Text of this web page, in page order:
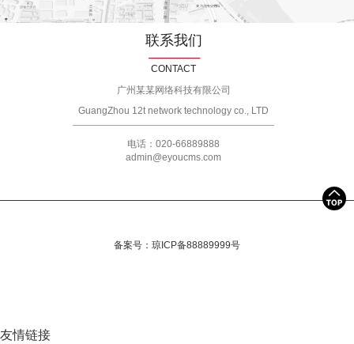
联系我们
CONTACT
广州某某网络科技有限公司
GuangZhou 12t network technology co., LTD
电话：020-66889888
admin@eyoucms.com
备案号： 琼ICP备88889999号
友情链接